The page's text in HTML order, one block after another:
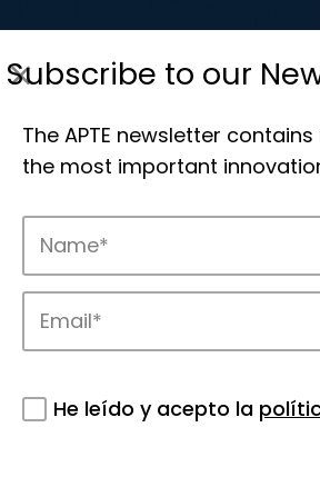
that drive innovation in
Subscribe to our
The APTE newsletter
the most important
He leído y acepto la